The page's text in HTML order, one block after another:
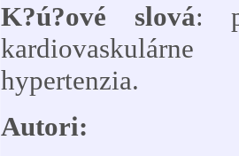
K?ú?ové slová:
hypertenzia.
Autori: